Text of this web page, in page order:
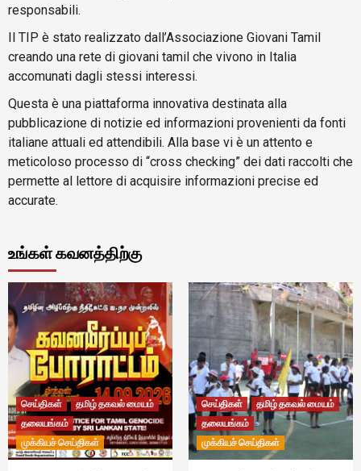
responsabili.
Il TIP è stato realizzato dall’Associazione Giovani Tamil
creando una rete di giovani tamil che vivono in Italia
accomunati dagli stessi interessi.
Questa è una piattaforma innovativa destinata alla
pubblicazione di notizie ed informazioni provenienti da fonti
italiane attuali ed attendibili. Alla base vi è un attento e
meticoloso processo di “cross checking” dei dati raccolti che
permette al lettore di acquisire informazioni precise ed
accurate.
உங்கள் கவனத்திற்கு
செய்திகள்
தமிழ் தகவல் மையம்
தலையங்கம்
முக்கியச் செய்திகள்
செய்திகள்
தமிழ் தகவல் மையம்
தலையங்கம்
முக்கியச் செய்திகள்